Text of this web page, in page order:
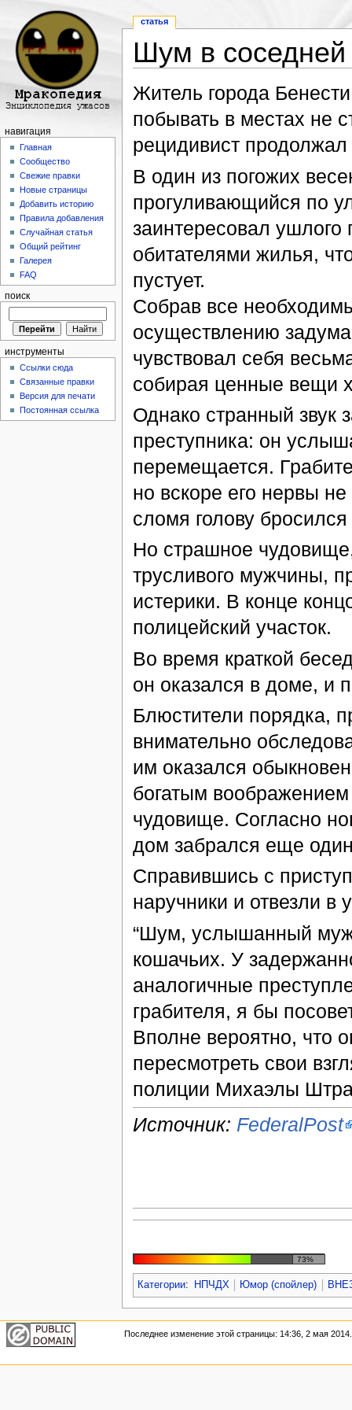
Шум в соседней
Житель города
побывать в местах не
рецидивист продолжал
В один из погожих
прогуливающийся по
заинтересовал ушлого
обитателями жилья,
пустует.
Собрав все
осуществлению
чувствовал себя
собирая ценные вещи
Однако странный звук
преступника: он
перемещается.
но вскоре его нервы
сломя голову бросился
Но страшное
трусливого мужчины,
истерики. В конце
полицейский участок.
Во время краткой
он оказался в доме, и
Блюстители порядка,
внимательно
им оказался
богатым воображением
чудовище. Согласно
дом забрался еще
Справившись с
наручники и отвезли в
“Шум, услышанный
кошачьих. У
аналогичные
грабителя, я бы
Вполне вероятно, что
пересмотреть свои
полиции Михаэлы
Источник: FederalPost
73%
Категории: НПЧДХ Юмор (спойлер)
статья
навигация
Главная
Сообщество
Свежие правки
Новые страницы
Добавить историю
Правила добавления
Случайная статья
Общий рейтинг
Галерея
FAQ
поиск
инструменты
Ссылки сюда
Связанные правки
Версия для печати
Постоянная ссылка
Последнее изменение этой страницы: 14:36, 2 мая 2014.